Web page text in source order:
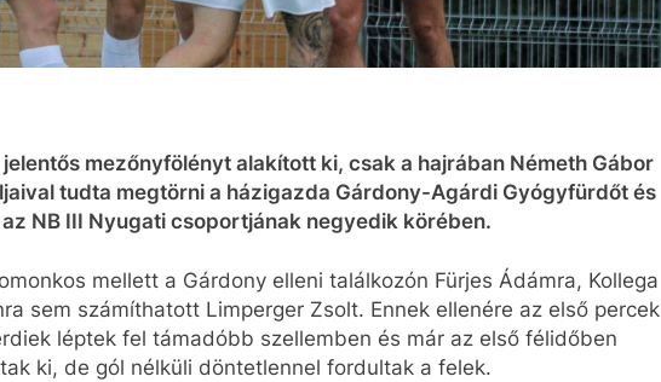
mezőnyfölényt alakított ki, csak a hajrában Németh Gábor
tudta megtörni a házigazda Gárdony-Agárdi Gyógyfürdőt és
NB III Nyugati csoportjának negyedik körében.
mellett a Gárdony elleni találkozón Fürjes Ádámra, Kollega
sem számíthatott Limperger Zsolt. Ennek ellenére az első percek
léptek fel támadóbb szellemben és már az első félidőben
ki, de gól nélküli döntetlennel fordultak a felek.